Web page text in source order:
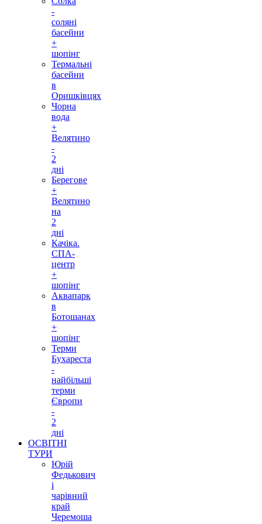
-
соляні
басейни
+
шопінг
Термальні
басейни
в
Оришківцях
Чорна
вода
+
Велятино
-
2
дні
Берегове
+
Велятино
на
2
дні
Качіка.
СПА-
центр
+
шопінг
Аквапарк
в
Ботошанах
+
шопінг
Терми
Бухареста
-
найбільші
терми
Європи
-
2
дні
ОСВІТНІ
ТУРИ
Юрій
Федькович
і
чарівний
край
Черемоша